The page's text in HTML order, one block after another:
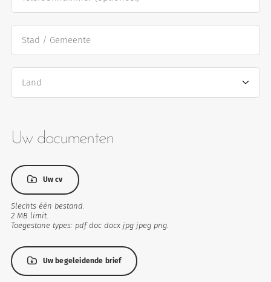
Stad / Gemeente
Land
Uw documenten
Uw
cv
Uw cv
Slechts één bestand.
2 MB limit.
Toegestane types: pdf doc docx jpg jpeg png.
Uw
begeleidende
brief
(optioneel)
Uw begeleidende brief